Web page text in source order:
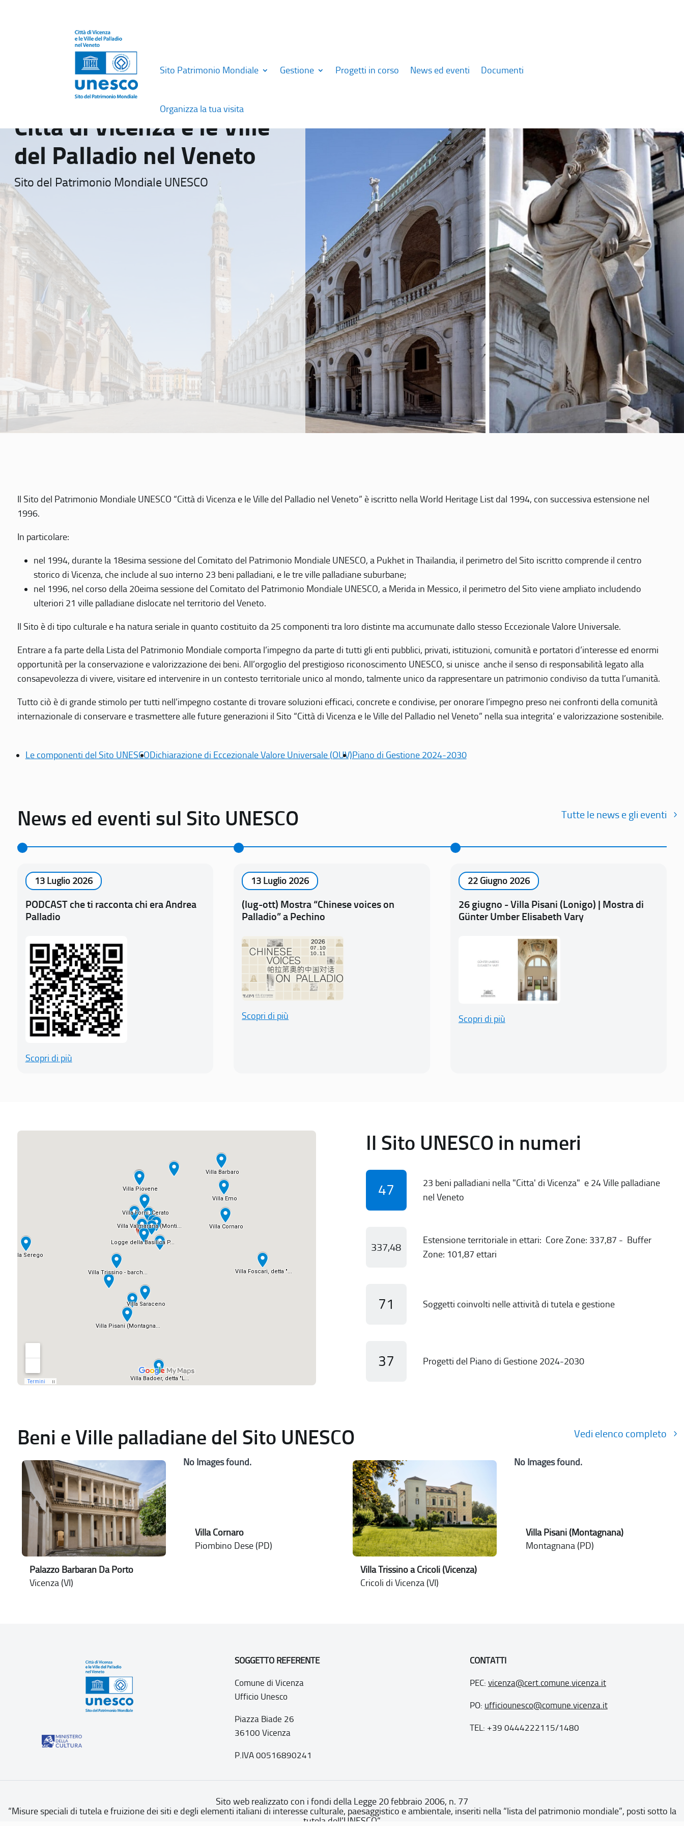
Sito Patrimonio Mondiale Gestione Progetti in corso News ed eventi Documenti
Organizza la tua visita
Città di Vicenza e le Ville
del Palladio nel Veneto
Sito del Patrimonio Mondiale UNESCO
Il Sito del Patrimonio Mondiale UNESCO “Città di Vicenza e le Ville del Palladio nel Veneto” è iscritto nella World Heritage List dal 1994, con successiva estensione nel
1996.
In particolare:
nel 1994, durante la 18esima sessione del Comitato del Patrimonio Mondiale UNESCO, a Pukhet in Thailandia, il perimetro del Sito iscritto comprende il centro
storico di Vicenza, che include al suo interno 23 beni palladiani, e le tre ville palladiane suburbane;
nel 1996, nel corso della 20eima sessione del Comitato del Patrimonio Mondiale UNESCO, a Merida in Messico, il perimetro del Sito viene ampliato includendo
ulteriori 21 ville palladiane dislocate nel territorio del Veneto.
Il Sito è di tipo culturale e ha natura seriale in quanto costituito da 25 componenti tra loro distinte ma accumunate dallo stesso Eccezionale Valore Universale.
Entrare a fa parte della Lista del Patrimonio Mondiale comporta l’impegno da parte di tutti gli enti pubblici, privati, istituzioni, comunità e portatori d’interesse ed enormi
opportunità per la conservazione e valorizzazione dei beni. All’orgoglio del prestigioso riconoscimento UNESCO, si unisce anche il senso di responsabilità legato alla
consapevolezza di vivere, visitare ed intervenire in un contesto territoriale unico al mondo, talmente unico da rappresentare un patrimonio condiviso da tutta l’umanità.
Tutto ciò è di grande stimolo per tutti nell’impegno costante di trovare soluzioni efficaci, concrete e condivise, per onorare l’impegno preso nei confronti della comunità
internazionale di conservare e trasmettere alle future generazioni il Sito “Città di Vicenza e le Ville del Palladio nel Veneto” nella sua integrita’ e valorizzazione sostenibile.
Le componenti del Sito UNESCODichiarazione di Eccezionale Valore Universale (OUV)Piano di Gestione 2024-2030
News ed eventi sul Sito UNESCO Tutte le news e gli eventi
13 Luglio 2026
PODCAST che ti racconta chi era Andrea
Palladio
Scopri di più
13 Luglio 2026
(lug-ott) Mostra “Chinese voices on
Palladio” a Pechino
Scopri di più
22 Giugno 2026
26 giugno - Villa Pisani (Lonigo) | Mostra di
Günter Umber Elisabeth Vary
Scopri di più
Il Sito UNESCO in numeri
47
23 beni palladiani nella "Citta' di Vicenza" e 24 Ville palladiane
nel Veneto
337,48
Estensione territoriale in ettari: Core Zone: 337,87 - Buffer
Zone: 101,87 ettari
71 Soggetti coinvolti nelle attività di tutela e gestione
37 Progetti del Piano di Gestione 2024-2030
Beni e Ville palladiane del Sito UNESCO Vedi elenco completo
Palazzo Barbaran Da Porto
Vicenza (VI)
No Images found.
Villa Cornaro
Piombino Dese (PD)
Villa Trissino a Cricoli (Vicenza)
Cricoli di Vicenza (VI)
No Images found.
Villa Pisani (Montagnana)
Montagnana (PD)
SOGGETTO REFERENTE
Comune di Vicenza
Ufficio Unesco
Piazza Biade 26
36100 Vicenza
P.IVA 00516890241
CONTATTI
PEC: vicenza@cert.comune.vicenza.it
PO: ufficiounesco@comune.vicenza.it
TEL: +39 0444222115/1480
Sito web realizzato con i fondi della Legge 20 febbraio 2006, n. 77
“Misure speciali di tutela e fruizione dei siti e degli elementi italiani di interesse culturale, paesaggistico e ambientale, inseriti nella “lista del patrimonio mondiale”, posti sotto la
tutela dell’UNESCO”